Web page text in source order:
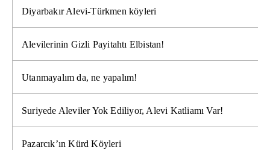
Diyarbakır Alevi-Türkmen köyleri
Alevilerinin Gizli Payitahtı Elbistan!
Utanmayalım da, ne yapalım!
Suriyede Aleviler Yok Ediliyor, Alevi Katliamı Var!
Pazarcık’ın Kürd Köyleri